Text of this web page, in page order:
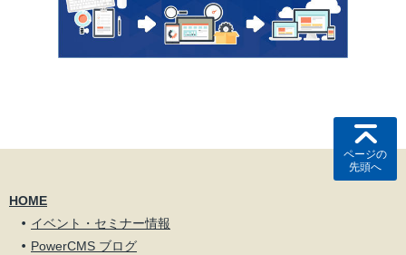
ページの
先頭へ
HOME
イベント・セミナー情報
PowerCMS ブログ